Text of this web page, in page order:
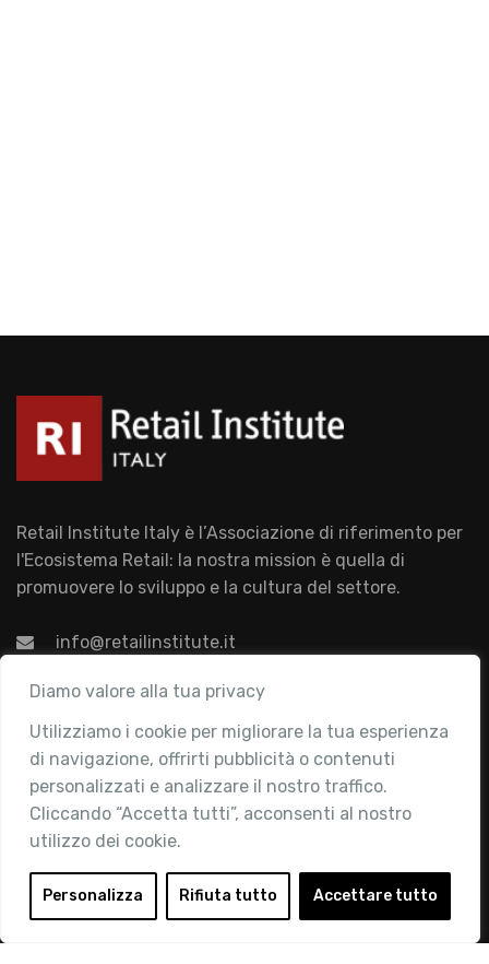
Diamo valore alla tua privacy
Utilizziamo i cookie per migliorare la tua esperienza
di navigazione, offrirti pubblicità o contenuti
personalizzati e analizzare il nostro traffico.
Cliccando “Accetta tutti”, acconsenti al nostro
utilizzo dei cookie.
Personalizza Rifiuta tutto Accettare tutto
Retail Institute Italy è l’Associazione di riferimento per
l'Ecosistema Retail: la nostra mission è quella di
promuovere lo sviluppo e la cultura del settore.
info@retailinstitute.it
Associazione
Chi siamo
Attività
Contatti
Area Riservata
Login
Diventa Socio